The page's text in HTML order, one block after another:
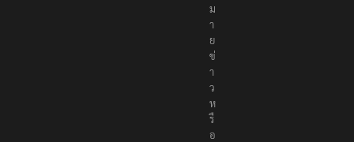
ห
ม
า
ย
ข่
า
ว
ห
รื